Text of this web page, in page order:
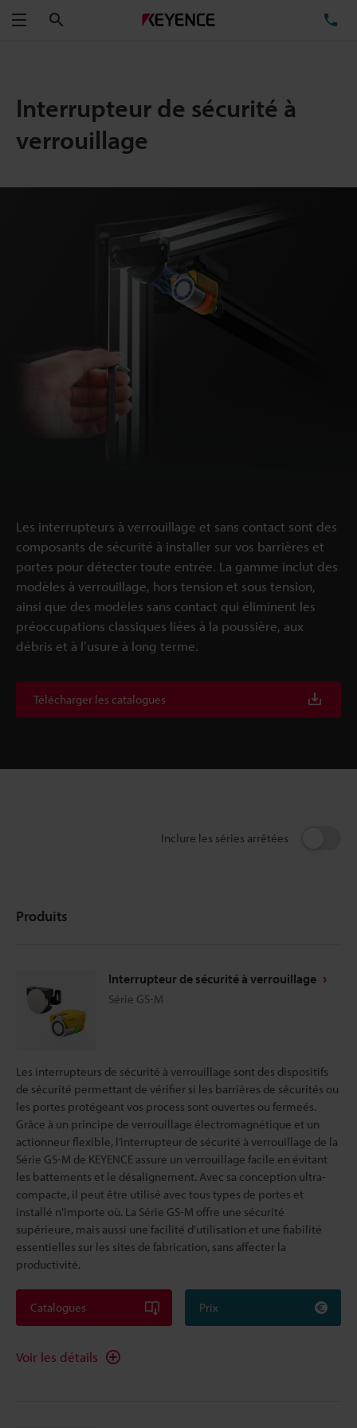
Menu
Interrupteur de sécurité à
verrouillage
Les interrupteurs à verrouillage et sans contact sont des
composants de sécurité à installer sur vos barrières et
portes pour détecter toute entrée. La gamme inclut des
modèles à verrouillage, hors tension et sous tension,
ainsi que des modèles sans contact qui éliminent les
préoccupations classiques liées à la poussière, aux
débris et à l’usure à long terme.
Télécharger les catalogues
Inclure les séries arrêtées
Produits
Interrupteur de sécurité à verrouillage
Série GS-M
Les interrupteurs de sécurité à verrouillage sont des dispositifs
de sécurité permettant de vérifier si les barrières de sécurités ou
les portes protégeant vos process sont ouvertes ou fermeés.
Grâce à un principe de verrouillage électromagnétique et un
actionneur flexible, l’interrupteur de sécurité à verrouillage de la
Série GS-M de KEYENCE assure un verrouillage facile en évitant
les battements et le désalignement. Avec sa conception ultra-
compacte, il peut être utilisé avec tous types de portes et
installé n'importe où. La Série GS-M offre une sécurité
supérieure, mais aussi une facilité d’utilisation et une fiabilité
essentielles sur les sites de fabrication, sans affecter la
productivité.
Catalogues Prix
Voir les détails